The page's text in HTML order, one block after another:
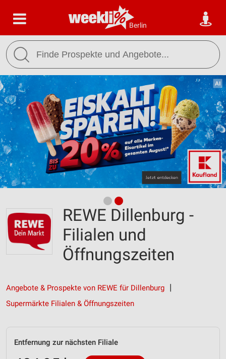
Berlin
REWE Dillenburg -
Filialen und
Öffnungszeiten
Angebote & Prospekte von REWE für Dillenburg
Supermärkte Filialen & Öffnungszeiten
Entfernung zur nächsten Filiale